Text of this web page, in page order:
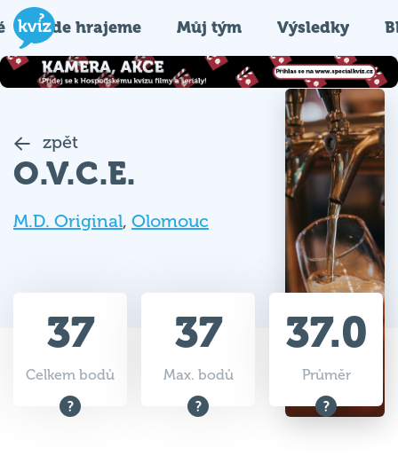
Kde hrajeme Můj tým Výsledky
zpět
O.V.C.E.
M.D. Original, Olomouc
37
Celkem bodů
37
Max. bodů
37.0
Průměr